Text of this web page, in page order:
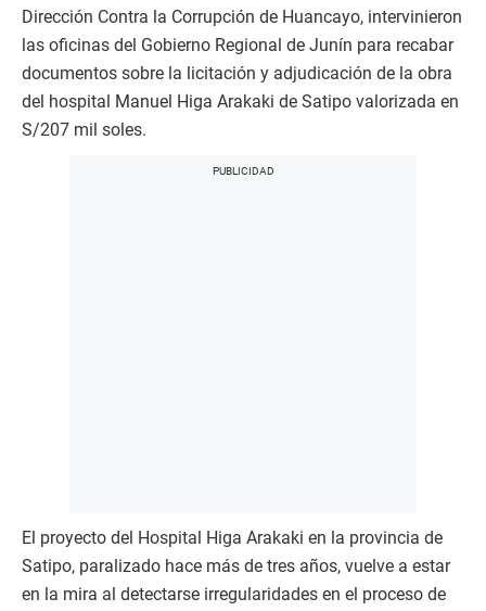
Dirección Contra la Corrupción de Huancayo, intervinieron
las oficinas del Gobierno Regional de Junín para recabar
documentos sobre la licitación y adjudicación de la obra
del hospital Manuel Higa Arakaki de Satipo valorizada en
S/207 mil soles.
El proyecto del Hospital Higa Arakaki en la provincia de
Satipo, paralizado hace más de tres años, vuelve a estar
en la mira al detectarse irregularidades en el proceso de